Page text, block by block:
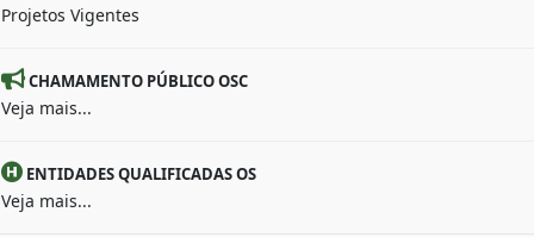
Projetos Vigentes
CHAMAMENTO PÚBLICO OSC
Veja mais...
ENTIDADES QUALIFICADAS OS
Veja mais...